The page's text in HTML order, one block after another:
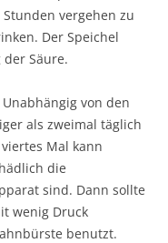
vergehen zu
Der Speichel
Säure.
von den
als zweimal täglich
Mal kann
die
sind. Dann sollte
wenig Druck
benutzt.